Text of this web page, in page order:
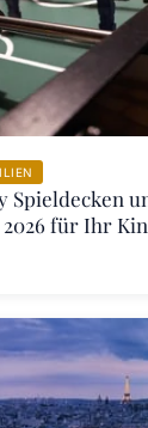
Spieldecken
für Ihr